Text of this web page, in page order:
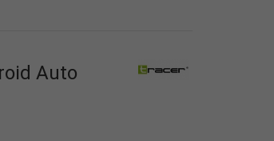
Auto